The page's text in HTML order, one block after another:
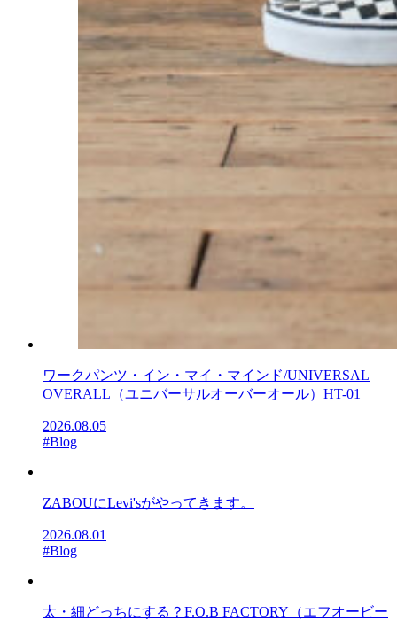
ワークパンツ・イン・マイ・マインド/UNIVERSAL
OVERALL（ユニバーサルオーバーオール）HT-01
2026.08.05
#Blog
ZABOUにLevi'sがやってきます。
2026.08.01
#Blog
太・細どっちにする？F.O.B FACTORY（エフオービー